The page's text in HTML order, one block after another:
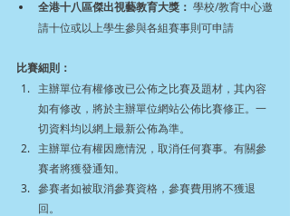
全港十八區傑出視藝教育大獎： 學校/教育中心邀
請十位或以上學生參與各組賽事則可申請
比賽細則：
主辦單位有權修改已公佈之比賽及題材，其內容
如有修改，將於主辦單位網站公佈比賽修正。一
切資料均以網上最新公佈為準。
主辦單位有權因應情況，取消任何賽事。有關參
賽者將獲發通知。
參賽者如被取消參賽資格，參賽費用將不獲退
回。